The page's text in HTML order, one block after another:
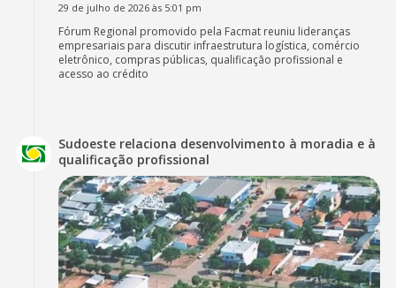
29 de julho de 2026 às 5:01 pm
Fórum Regional promovido pela Facmat reuniu lideranças
empresariais para discutir infraestrutura logística, comércio
eletrônico, compras públicas, qualificação profissional e
acesso ao crédito
Sudoeste relaciona desenvolvimento à moradia e à
qualificação profissional